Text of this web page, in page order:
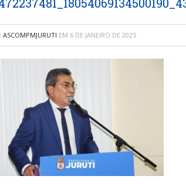
ASCOMPMJURUTI EM 6 DE JANEIRO DE 2025